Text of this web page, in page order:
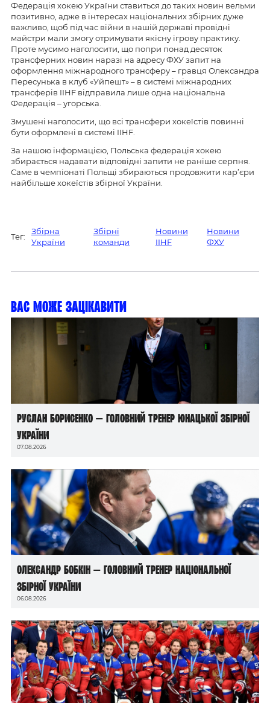
Федерація хокею України ставиться до таких новин вельми
позитивно, адже в інтересах національних збірних дуже
важливо, щоб під час війни в нашій державі провідні
майстри мали змогу отримувати якісну ігрову практику.
Проте мусимо наголосити, що попри понад десяток
трансферних новин наразі на адресу ФХУ запит на
оформлення міжнародного трансферу – гравця Олександра
Пересунька в клуб «Уйпешт» – в системі міжнародних
трансферів IIHF відправила лише одна національна
Федерація – угорська.
Змушені наголосити, що всі трансфери хокеїстів повинні
бути оформлені в системі IIHF.
За нашою інформацією, Польська федерація хокею
збирається надавати відповідні запити не раніше серпня.
Саме в чемпіонаті Польщі збираються продовжити кар’єри
найбільше хокеїстів збірної України.
Тег:
Збірна
України
Збірні
команди
Новини
IIHF
Новини
ФХУ
Вас може зацікавити
Руслан Борисенко — головний тренер юнацької збірної
України
07.08.2026
Олександр Бобкін — головний тренер національної
збірної України
06.08.2026